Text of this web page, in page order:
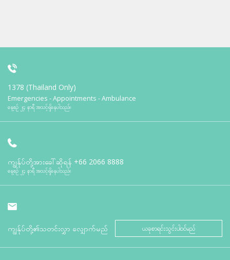
1378 (Thailand Only)
Emergencies - Appointments - Ambulance
နေ့စဉ် ၂၄ နာရီ အသင့်ရှိနေပါသည်။
ကျွန်ုပ်တို့အားခေါ်ဆိုရန် +66 2066 8888
နေ့စဉ် ၂၄ နာရီ အသင့်ရှိနေပါသည်။
ကျွန်ုပ်တို့၏သတင်းလွှာ လျှောက်မည် ယခုစာရင်းသွင်းပါဝင်မည်